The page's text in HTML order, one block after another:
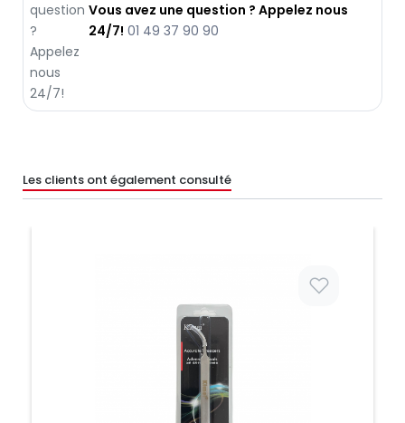
Vous avez une question ? Appelez nous
24/7! 01 49 37 90 90
Les clients ont également consulté